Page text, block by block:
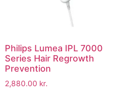
Philips Lumea IPL 7000
Series Hair Regrowth
Prevention
2,880.00 kr.